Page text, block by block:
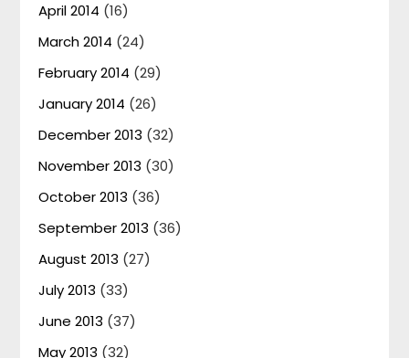
April 2014 (16)
March 2014 (24)
February 2014 (29)
January 2014 (26)
December 2013 (32)
November 2013 (30)
October 2013 (36)
September 2013 (36)
August 2013 (27)
July 2013 (33)
June 2013 (37)
May 2013 (32)